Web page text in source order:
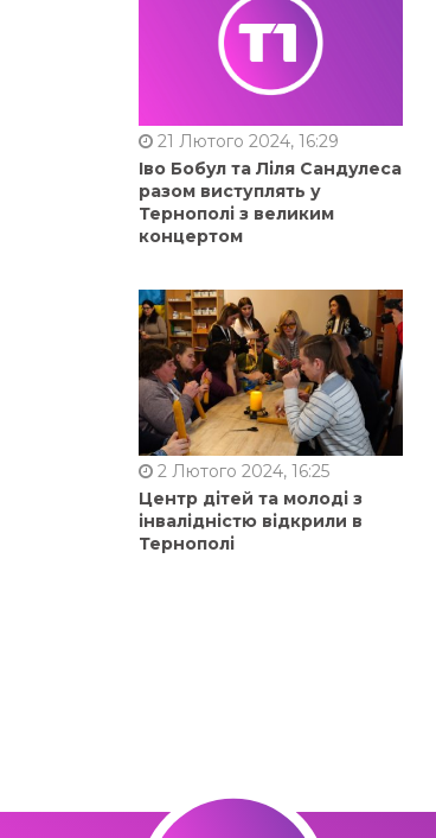
21 Лютого 2024, 16:29
Іво Бобул та Ліля Сандулеса
разом виступлять у
Тернополі з великим
концертом
2 Лютого 2024, 16:25
Центр дітей та молоді з
інвалідністю відкрили в
Тернополі